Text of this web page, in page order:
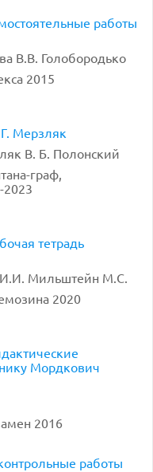
работы
В.В. Голобородько
2015
Мерзляк
В. Б. Полонский
граф,
тетрадь
И.И. Мильштейн М.С.
2020
Мордкович
2016
работы